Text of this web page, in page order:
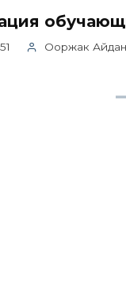
Ооржак